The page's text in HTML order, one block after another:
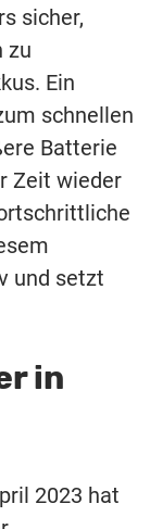
sicher,
zu
Ein
schnellen
Batterie
Zeit wieder
und setzt
in
2023 hat